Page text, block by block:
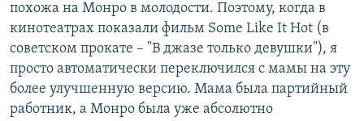
похожа на Монро в молодости. Поэтому, когда в
кинотеатрах показали фильм Some Like It Hot (в
советском прокате – "В джазе только девушки"), я
просто автоматически переключился с мамы на эту
более улучшенную версию. Мама была партийный
работник, а Монро была уже абсолютно